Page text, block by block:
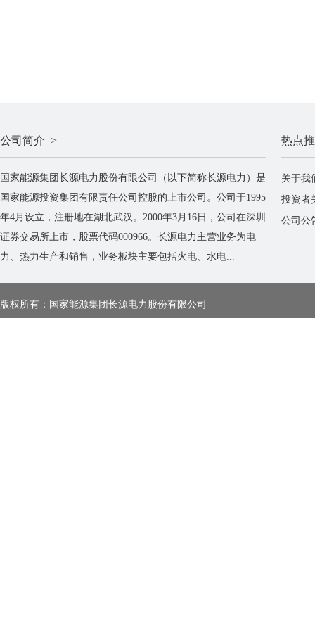
公司简介 >
国家能源集团长源电力股份有限公司（以下简称长源电力）是
国家能源投资集团有限责任公司控股的上市公司。公司于1995
年4月设立，注册地在湖北武汉。2000年3月16日，公司在深圳
证券交易所上市，股票代码000966。长源电力主营业务为电
力、热力生产和销售，业务板块主要包括火电、水电...
热点
关于我
投资者
公司公
版权所有：国家能源集团长源电力股份有限公司